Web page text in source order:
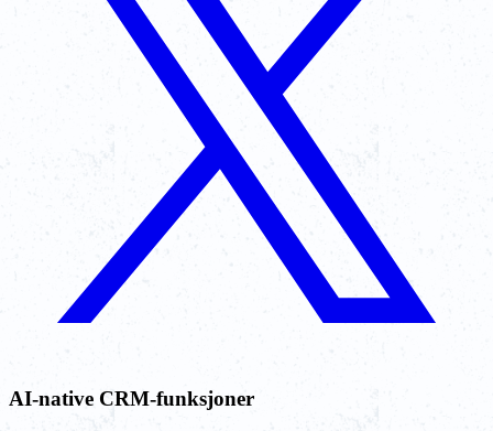
AI-native CRM-funksjoner